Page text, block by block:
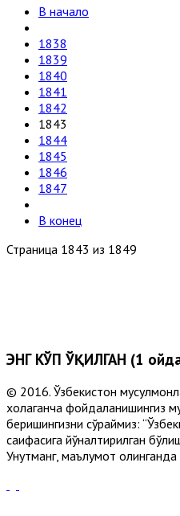
В начало
1838
1839
1840
1841
1842
1843
1844
1845
1846
1847
В конец
Страница 1843 из 1849
ЭНГ КЎП ЎҚИЛГАН (1
© 2016. Ўзбекистон
хоҳлаганча фойдаланишингиз
беришингизни сўраймиз:
саҳифасига йўналтирилган
Унутманг, маълумот